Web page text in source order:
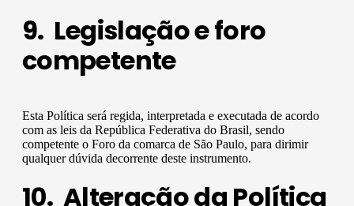
9. Legislação e foro
competente
Esta Política será regida, interpretada e executada de acordo
com as leis da República Federativa do Brasil, sendo
competente o Foro da comarca de São Paulo, para dirimir
qualquer dúvida decorrente deste instrumento.
10. Alteração da Política